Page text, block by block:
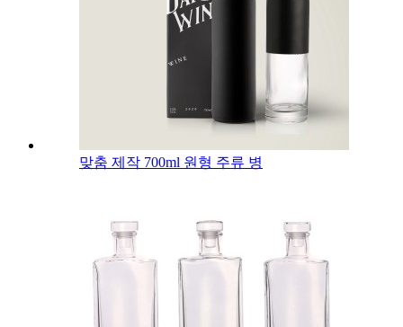
맞춤 제작 700ml 원형 주류 병